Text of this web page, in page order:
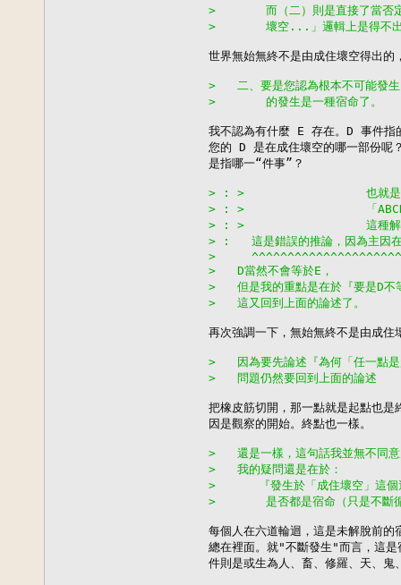
>       而（二）則是直接了當否
>       壞空...」邏輯上是得不出
世界無始無終不是由成住壞空得出的
>   二、要是您認為根本不可能發生
>       的發生是一種宿命了。
我不認為有什麼 E 存在。D 事件指
您的 D 是在成住壞空的哪一部份呢
是指哪一“件事”？
> : >                 也就是說把原
> : >                 「ABCDABCE-
> : >                 這種解釋顯然
> :   這是錯誤的推論，因為主因
>
>   D當然不會等於E，
>   但是我的重點是在於『要是D不
>   這又回到上面的論述了。
再次強調一下，無始無終不是由成住
>   因為要先論述『為何「任一點是
>   問題仍然要回到上面的論述
把橡皮筋切開，那一點就是起點也是
因是觀察的開始。終點也一樣。
>   還是一樣，這句話我並無不同
>   我的疑問還是在於：
>      『發生於「成住壞空」這個
>       是否都是宿命（只是不斷循
每個人在六道輪迴，這是未解脫前的
總在裡面。就"不斷發生"而言，這
件則是或生為人、畜、修羅、天、鬼